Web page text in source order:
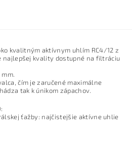
kvalitným aktívnym uhlím RC4/12 z
najlepšej kvality dostupné na filtráciu
čím je zaručené maximálne
tak k únikom zápachov.
ťažby: najčistejšie aktívne uhlie